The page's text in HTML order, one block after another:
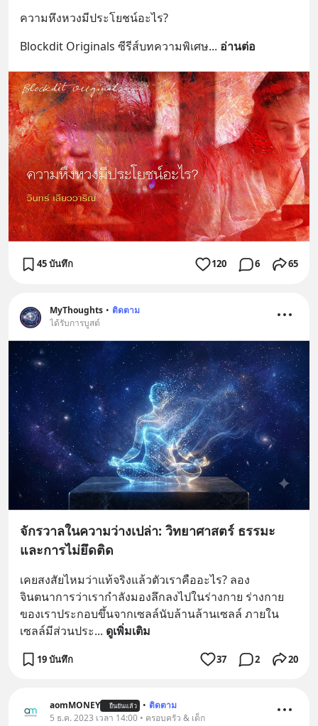
ความหึงหวงมีประโยชน์อะไร?
Blockdit Originals ซีรีส์บทความพิเศษ... อ่านต่อ
45 บันทึก 120 6 65
MyThoughts • ติดตาม
ได้รับการบูสต์
จักรวาลในความว่างเปล่า: วิทยาศาสตร์ ธรรมะ
และการไม่ยึดติด
เคยสงสัยไหมว่าแท้จริงแล้วตัวเราคืออะไร? ลอง
จินตนาการว่าเรากำลังมองลึกลงไปในร่างกาย ร่างกาย
ของเราประกอบขึ้นจากเซลล์นับล้านล้านเซลล์ ภายใน
เซลล์มีส่วนประ... ดูเพิ่มเติม
19 บันทึก 37 2 20
aomMONEY ยืนยันแล้ว • ติดตาม
5 ธ.ค. 2023 เวลา 14:00 • ครอบครัว & เด็ก